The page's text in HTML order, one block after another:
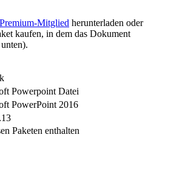
Premium-Mitglied herunterladen oder
kaufen, in dem das Dokument
Powerpoint Datei
PowerPoint 2016
Paketen enthalten